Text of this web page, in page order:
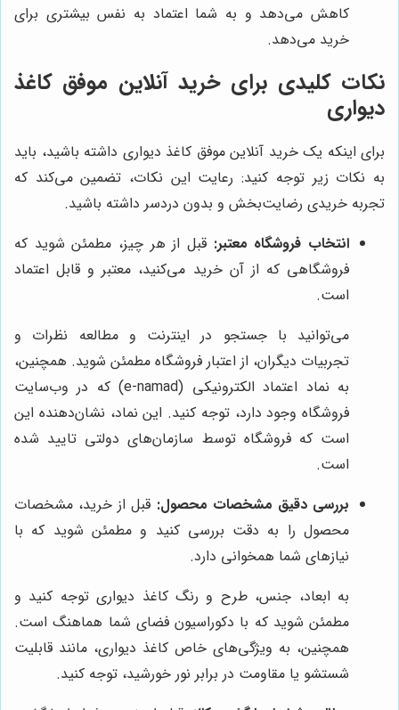
کاهش می‌دهد و به شما اعتماد به نفس بیشتری برای
خرید می‌دهد.
نکات کلیدی برای خرید آنلاین موفق کاغذ
دیواری
برای اینکه یک خرید آنلاین موفق کاغذ دیواری داشته باشید، باید
به نکات زیر توجه کنید: رعایت این نکات، تضمین می‌کند که
تجربه خریدی رضایت‌بخش و بدون دردسر داشته باشید.
انتخاب فروشگاه معتبر: قبل از هر چیز، مطمئن شوید که
فروشگاهی که از آن خرید می‌کنید، معتبر و قابل اعتماد
است.
می‌توانید با جستجو در اینترنت و مطالعه نظرات و
تجربیات دیگران، از اعتبار فروشگاه مطمئن شوید. همچنین،
به نماد اعتماد الکترونیکی (e-namad) که در وب‌سایت
فروشگاه وجود دارد، توجه کنید. این نماد، نشان‌دهنده این
است که فروشگاه توسط سازمان‌های دولتی تایید شده
است.
بررسی دقیق مشخصات محصول: قبل از خرید، مشخصات
محصول را به دقت بررسی کنید و مطمئن شوید که با
نیازهای شما همخوانی دارد.
به ابعاد، جنس، طرح و رنگ کاغذ دیواری توجه کنید و
مطمئن شوید که با دکوراسیون فضای شما هماهنگ است.
همچنین، به ویژگی‌های خاص کاغذ دیواری، مانند قابلیت
شستشو یا مقاومت در برابر نور خورشید، توجه کنید.